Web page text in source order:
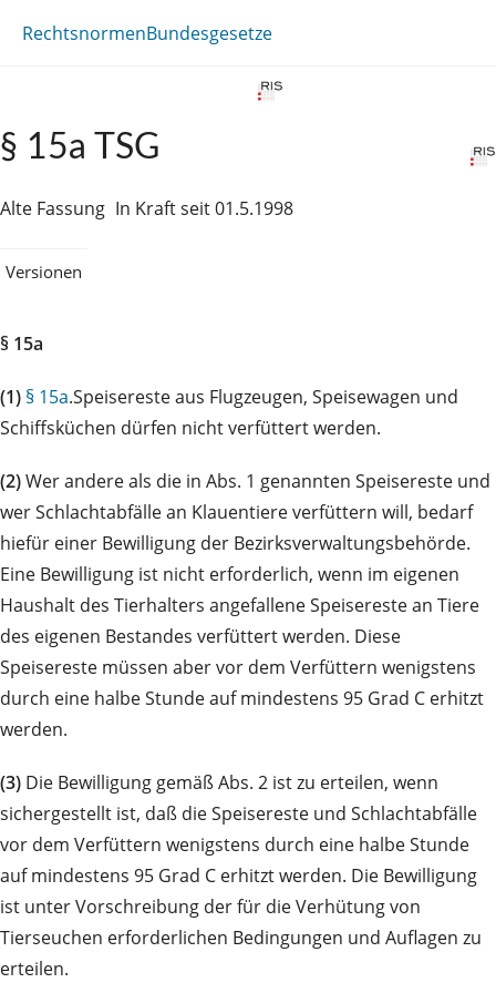
RechtsnormenBundesgesetze
§ 15a TSG
Alte Fassung In Kraft seit 01.5.1998
Versionen
§ 15a
(1) § 15a.Speisereste aus Flugzeugen, Speisewagen und
Schiffsküchen dürfen nicht verfüttert werden.
(2)Wer andere als die in Abs. 1 genannten Speisereste und
wer Schlachtabfälle an Klauentiere verfüttern will, bedarf
hiefür einer Bewilligung der Bezirksverwaltungsbehörde.
Eine Bewilligung ist nicht erforderlich, wenn im eigenen
Haushalt des Tierhalters angefallene Speisereste an Tiere
des eigenen Bestandes verfüttert werden. Diese
Speisereste müssen aber vor dem Verfüttern wenigstens
durch eine halbe Stunde auf mindestens 95 Grad C erhitzt
werden.
(3) Die Bewilligung gemäß Abs. 2 ist zu erteilen, wenn
sichergestellt ist, daß die Speisereste und Schlachtabfälle
vor dem Verfüttern wenigstens durch eine halbe Stunde
auf mindestens 95 Grad C erhitzt werden. Die Bewilligung
ist unter Vorschreibung der für die Verhütung von
Tierseuchen erforderlichen Bedingungen und Auflagen zu
erteilen.